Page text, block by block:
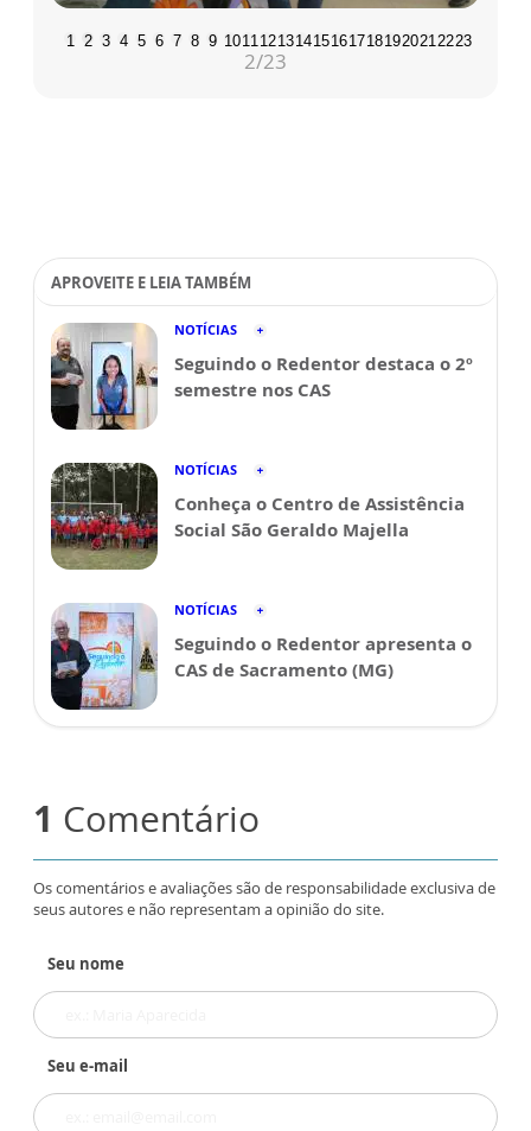
1 2 3 4 5 6 7 8 9 1011121314151617181920212223
2/23
APROVEITE E LEIA TAMBÉM
NOTÍCIAS
Seguindo o Redentor destaca o 2º
semestre nos CAS
NOTÍCIAS
Conheça o Centro de Assistência
Social São Geraldo Majella
NOTÍCIAS
Seguindo o Redentor apresenta o
CAS de Sacramento (MG)
1 Comentário
Os comentários e avaliações são de responsabilidade exclusiva de
seus autores e não representam a opinião do site.
Seu nome
Seu e-mail